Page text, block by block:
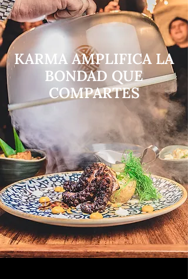
KARMA AMPLIFICA LA
BONDAD QUE
COMPARTES